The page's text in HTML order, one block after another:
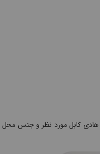
کابل مورد نظر و جنس محل